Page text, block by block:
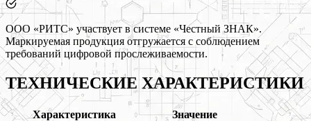
ООО «РИТС» участвует в системе «Честный ЗНАК».
Маркируемая продукция отгружается с соблюдением
требований цифровой прослеживаемости.
ТЕХНИЧЕСКИЕ ХАРАКТЕРИСТИКИ
Характеристика
Значение